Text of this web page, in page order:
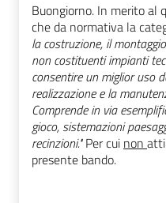
Buongiorno. In merito al
che da normativa la
la costruzione, il
non costituenti impianti
consentire un miglior uso
realizzazione e la
Comprende in via
gioco, sistemazioni
recinzioni." Per cui non
presente bando.